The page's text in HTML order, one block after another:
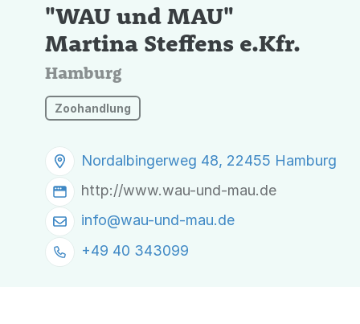
"WAU und MAU"
Martina Steffens e.Kfr.
Hamburg
Zoohandlung
Nordalbingerweg 48, 22455 Hamburg
http://www.wau-und-mau.de
info@wau-und-mau.de
+49 40 343099